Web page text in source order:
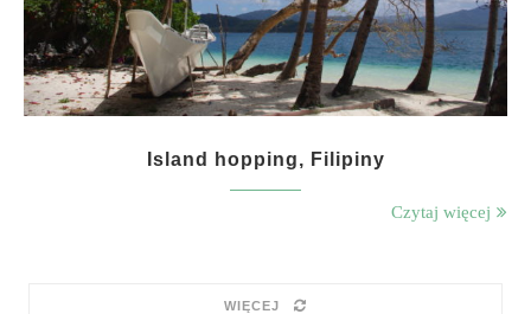
Island hopping, Filipiny
Czytaj więcej
WIĘCEJ